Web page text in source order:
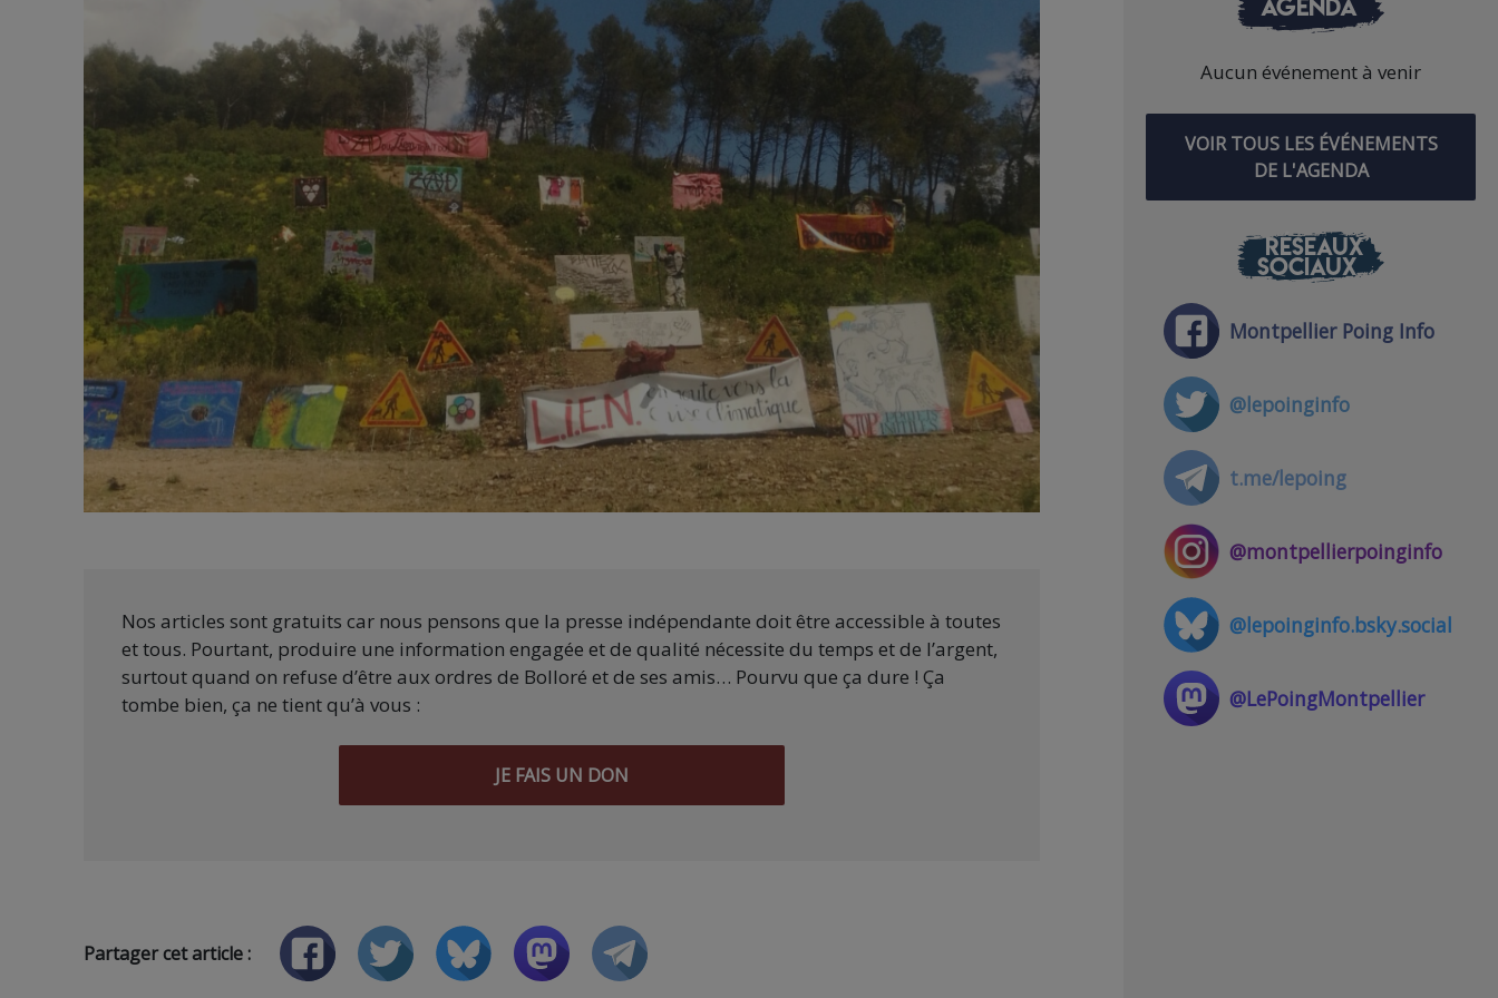
Nos articles sont gratuits car nous pensons que la presse indépendante doit être accessible à toutes
et tous. Pourtant, produire une information engagée et de qualité nécessite du temps et de l’argent,
surtout quand on refuse d’être aux ordres de Bolloré et de ses amis… Pourvu que ça dure ! Ça
tombe bien, ça ne tient qu’à vous :
JE FAIS UN DON
Partager cet article :
Aucun événement à venir
VOIR TOUS LES ÉVÉNEMENTS
DE L'AGENDA
RÉSEAUX
SOCIAUX
Montpellier Poing Info
@lepoinginfo
t.me/lepoing
@montpellierpoinginfo
@lepoinginfo.bsky.social
@LePoingMontpellier